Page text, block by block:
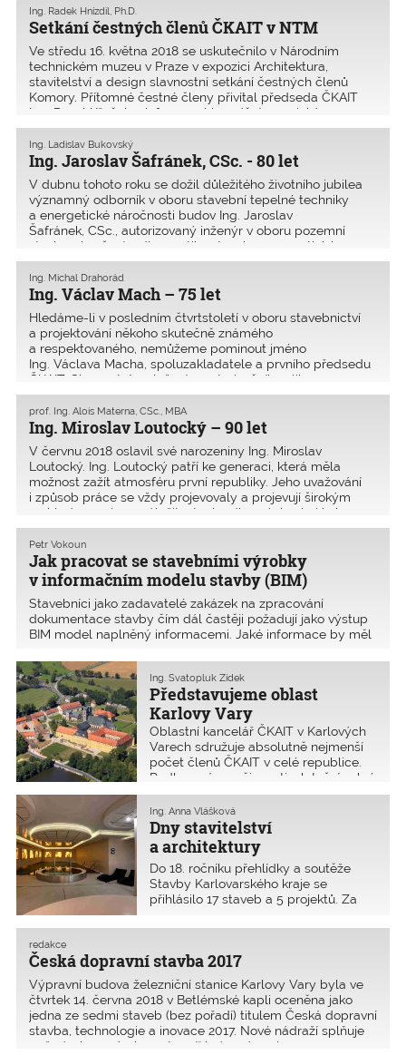
Setkání čestných členů ČKAIT v NTM
Ing. Radek Hnízdil, Ph.D.
Ve středu 16. května 2018 se uskutečnilo v Národním
technickém muzeu v Praze v expozici Architektura,
stavitelství a design slavnostní setkání čestných členů
Komory. Přítomné čestné členy přivítal předseda ČKAIT
Ing. Pavel Křeček a informoval je o dění a novinká
Ing. Jaroslav Šafránek, CSc. - 80 let
Ing. Ladislav Bukovský
V dubnu tohoto roku se dožil důležitého životního jubilea
významný odborník v oboru stavební tepelné techniky
a energetické náročnosti budov Ing. Jaroslav
Šafránek, CSc., autorizovaný inženýr v oboru pozemní
stavby, zkoušení a diagnostika staveb a energetické
auditorst
Ing. Václav Mach – 75 let
Ing. Michal Drahorád
Hledáme-li v posledním čtvrtstoletí v oboru stavebnictví
a projektování někoho skutečně známého
a respektovaného, nemůžeme pominout jméno
Ing. Václava Macha, spoluzakladatele a prvního předsedu
ČKAIT. Slavnostním složením autorizačního slibu 25.
listopadu 1992 se Vác
Ing. Miroslav Loutocký – 90 let
prof. Ing. Alois Materna, CSc., MBA
V červnu 2018 oslavil své narozeniny Ing. Miroslav
Loutocký. Ing. Loutocký patří ke generaci, která měla
možnost zažít atmosféru první republiky. Jeho uvažování
i způsob práce se vždy projevovaly a projevují širokým
rozhledem nejen v záležitostech odborných, ale i kul
Jak pracovat se stavebními výrobky
v informačním modelu stavby (BIM)
Petr Vokoun
Stavebníci jako zadavatelé zakázek na zpracování
dokumentace stavby čím dál častěji požadují jako výstup
BIM model naplněný informacemi. Jaké informace by měl
modelu dostat? Oproti běžným CAD systémům je
projektový BIM
Představujeme oblast
Karlovy Vary
Ing. Svatopluk Zídek
Oblastní kancelář ČKAIT v Karlových
Varech sdružuje absolutně nejmenší
počet členů ČKAIT v celé republice.
Podle zprávy o činnosti z letošní valné
hromady měla celkem pouhých 886
členů (pro porovnání Praha: 9883,
Brno: 4473).
Dny stavitelství
a architektury
Karlovarského kraje 2018
Ing. Anna Vlášková
Do 18. ročníku přehlídky a soutěže
Stavby Karlovarského kraje se
přihlásilo 17 staveb a 5 projektů. Za
představila 469 nových a někdy
a projektů.
Česká dopravní stavba 2017
redakce
Výpravní budova železniční stanice Karlovy Vary byla ve
čtvrtek 14. června 2018 v Betlémské kapli oceněna jako
jedna ze sedmi staveb (bez pořadí) titulem Česká dopravní
stavba, technologie a inovace 2017. Nové nádraží splňuje
požadavky a nároky „vstupní“ brány do nej